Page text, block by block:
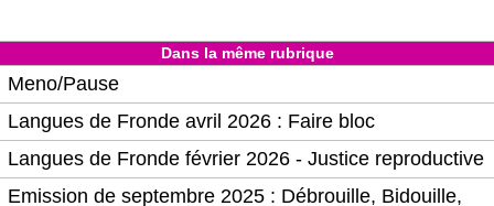
Dans la même rubrique
Meno/Pause
Langues de Fronde avril 2026 : Faire bloc
Langues de Fronde février 2026 - Justice reproductive
Emission de septembre 2025 : Débrouille, Bidouille,